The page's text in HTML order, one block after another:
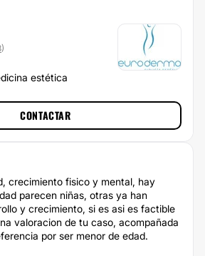
)
estética
CONTACTAR
crecimiento fisico y mental, hay
parecen niñas, otras ya han
y crecimiento, si es asi es factible
valoracion de tu caso, acompañada
por ser menor de edad.